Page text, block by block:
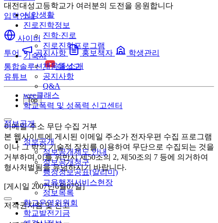
신앙생활
진로진학정보
진학·진로
진로진학프로그램
기숙사
채움뜰 소개
공지사항
Q&A
wee클래스
학교폭력 및 성폭력 신고센터
정보공개
정보공개
정보공개제도 안내
정보공개청구
행정정보공표(알리미)
교육행정서비스현장
정보목록
학교운영위원회
학교발전기금
대전대성고등학교가 여러분의 도전을 응원합니다
입학안내
사이버
투어
공지사항 홍보책자
학생관리
통합솔루션
대성고
유튜브
Top
이메일 주소 무단 수집 거부
본 웹사이트에 게시된 이메일 주소가 전자우편 수집 프로그램
이나 그 밖의 기술적 장치를 이용하여 무단으로 수집되는 것을
거부하며,이를 위반시 제50조의 2, 제50조의 7 등에 의거하여
형사처벌됨을 유념하시기 바랍니다.
[게시일 2007년6월07일]
저작권지침 및 신고